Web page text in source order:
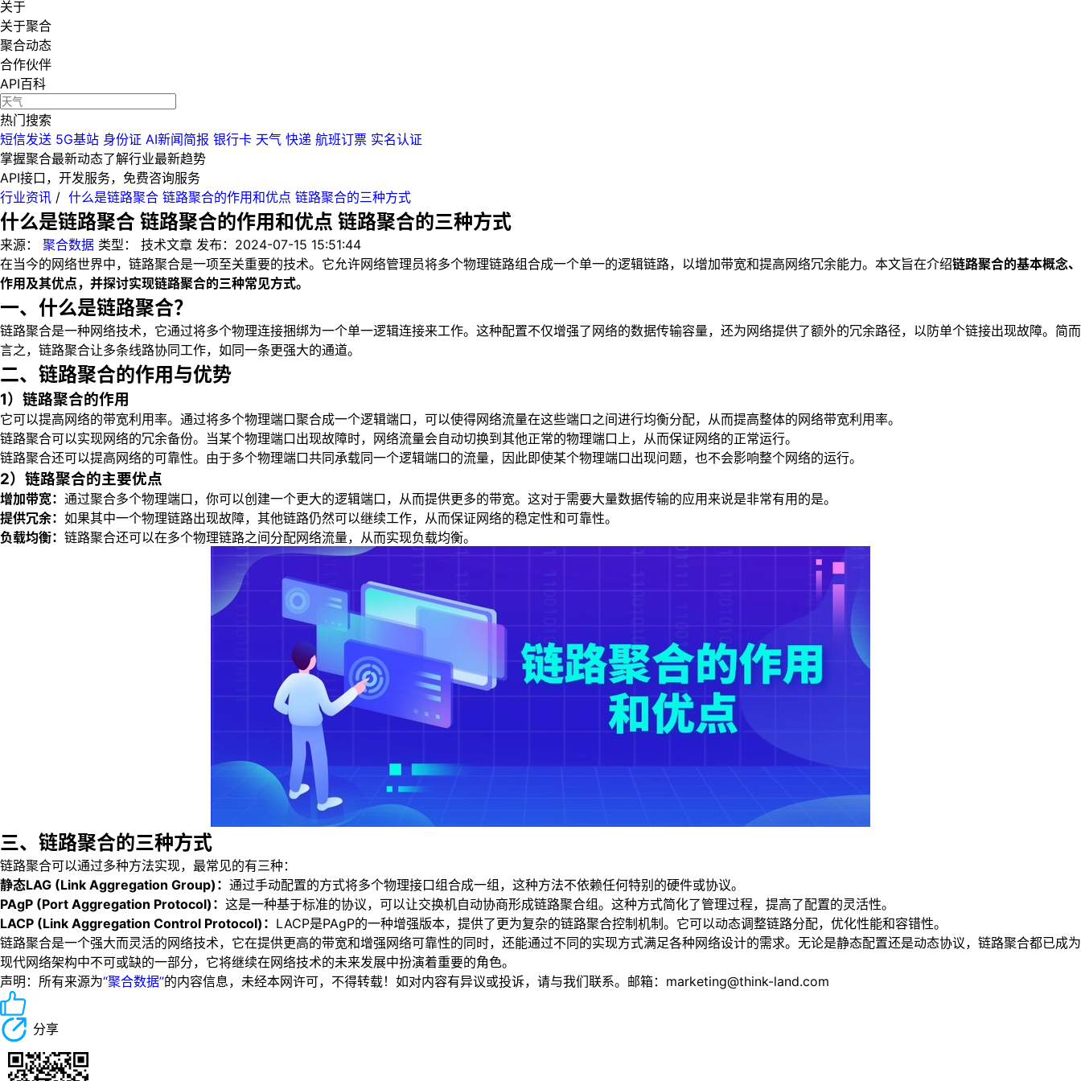
关于
关于聚合
聚合动态
合作伙伴
API百科
热门搜索
短信发送 5G基站 身份证 AI新闻简报 银行卡 天气 快递 航班订票 实名认证
掌握聚合最新动态了解行业最新趋势
API接口，开发服务，免费咨询服务
行业资讯 / 什么是链路聚合 链路聚合的作用和优点 链路聚合的三种方式
什么是链路聚合 链路聚合的作用和优点 链路聚合的三种方式
来源： 聚合数据 类型： 技术文章 发布： 2024-07-15 15:51:44
在当今的网络世界中，链路聚合是一项至关重要的技术。它允许网络管理员将多个物理链路组合成一个单一的逻辑链路，以增加带宽和提高网络冗余能力。本文旨在介绍链路聚合的基本概念、
作用及其优点，并探讨实现链路聚合的三种常见方式。
一、什么是链路聚合？
链路聚合是一种网络技术，它通过将多个物理连接捆绑为一个单一逻辑连接来工作。这种配置不仅增强了网络的数据传输容量，还为网络提供了额外的冗余路径，以防单个链接出现故障。简而
言之，链路聚合让多条线路协同工作，如同一条更强大的通道。
二、链路聚合的作用与优势
1）链路聚合的作用
它可以提高网络的带宽利用率。通过将多个物理端口聚合成一个逻辑端口，可以使得网络流量在这些端口之间进行均衡分配，从而提高整体的网络带宽利用率。
链路聚合可以实现网络的冗余备份。当某个物理端口出现故障时，网络流量会自动切换到其他正常的物理端口上，从而保证网络的正常运行。
链路聚合还可以提高网络的可靠性。由于多个物理端口共同承载同一个逻辑端口的流量，因此即使某个物理端口出现问题，也不会影响整个网络的运行。
2）链路聚合的主要优点
增加带宽： 通过聚合多个物理端口，你可以创建一个更大的逻辑端口，从而提供更多的带宽。这对于需要大量数据传输的应用来说是非常有用的是。
提供冗余： 如果其中一个物理链路出现故障，其他链路仍然可以继续工作，从而保证网络的稳定性和可靠性。
负载均衡： 链路聚合还可以在多个物理链路之间分配网络流量，从而实现负载均衡。
三、链路聚合的三种方式
链路聚合可以通过多种方法实现，最常见的有三种：
静态LAG (Link Aggregation Group)： 通过手动配置的方式将多个物理接口组合成一组，这种方法不依赖任何特别的硬件或协议。
PAgP (Port Aggregation Protocol)： 这是一种基于标准的协议，可以让交换机自动协商形成链路聚合组。这种方式简化了管理过程，提高了配置的灵活性。
LACP (Link Aggregation Control Protocol)： LACP是PAgP的一种增强版本，提供了更为复杂的链路聚合控制机制。它可以动态调整链路分配，优化性能和容错性。
链路聚合是一个强大而灵活的网络技术，它在提供更高的带宽和增强网络可靠性的同时，还能通过不同的实现方式满足各种网络设计的需求。无论是静态配置还是动态协议，链路聚合都已成为
现代网络架构中不可或缺的一部分，它将继续在网络技术的未来发展中扮演着重要的角色。
声明：所有来源为“聚合数据”的内容信息，未经本网许可，不得转载！如对内容有异议或投诉，请与我们联系。邮箱：marketing@think-land.com
分享